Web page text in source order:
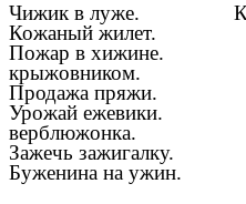
Чижик в луже.
Кожаный жилет.
Пожар в хижине.
крыжовником.
Продажа пряжи.
Урожай
верблюжонка.
Зажечь зажигалку.
Буженина на ужин.